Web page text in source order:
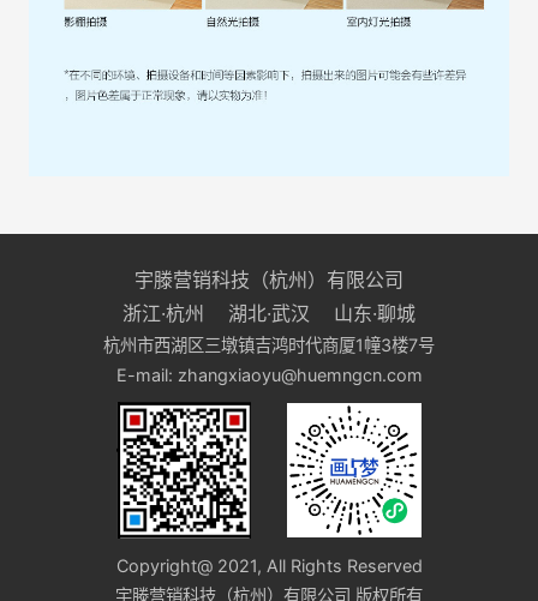
宇滕营销科技（杭州）有限公司
浙江·杭州 湖北·武汉 山东·聊城
杭州市西湖区三墩镇吉鸿时代商厦1幢3楼7号
E-mail: zhangxiaoyu@huemngcn.com
Copyright@ 2021, All Rights Reserved
宇滕营销科技（杭州）有限公司 版权所有